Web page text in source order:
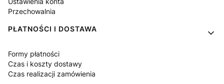
Przechowalnia
PŁATNOŚCI I DOSTAWA
Formy płatności
Czas i koszty dostawy
Czas realizacji zamówienia